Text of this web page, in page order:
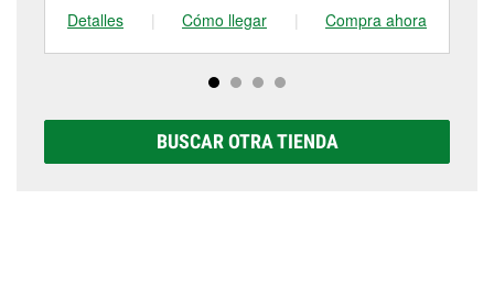
Detalles
| Cómo llegar | Compra ahora
BUSCAR OTRA TIENDA